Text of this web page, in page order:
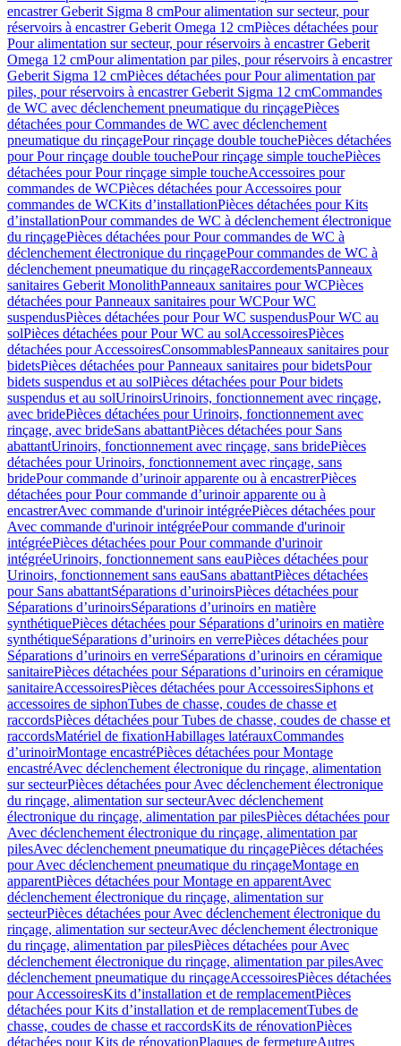
encastrer Geberit Sigma 8 cmPour alimentation sur secteur, pour
réservoirs à encastrer Geberit Omega 12 cmPièces détachées pour
Pour alimentation sur secteur, pour réservoirs à encastrer Geberit
Omega 12 cmPour alimentation par piles, pour réservoirs à encastrer
Geberit Sigma 12 cmPièces détachées pour Pour alimentation par
piles, pour réservoirs à encastrer Geberit Sigma 12 cmCommandes
de WC avec déclenchement pneumatique du rinçagePièces
détachées pour Commandes de WC avec déclenchement
pneumatique du rinçagePour rinçage double touchePièces détachées
pour Pour rinçage double touchePour rinçage simple touchePièces
détachées pour Pour rinçage simple toucheAccessoires pour
commandes de WCPièces détachées pour Accessoires pour
commandes de WCKits d’installationPièces détachées pour Kits
d’installationPour commandes de WC à déclenchement électronique
du rinçagePièces détachées pour Pour commandes de WC à
déclenchement électronique du rinçagePour commandes de WC à
déclenchement pneumatique du rinçageRaccordementsPanneaux
sanitaires Geberit MonolithPanneaux sanitaires pour WCPièces
détachées pour Panneaux sanitaires pour WCPour WC
suspendusPièces détachées pour Pour WC suspendusPour WC au
solPièces détachées pour Pour WC au solAccessoiresPièces
détachées pour AccessoiresConsommablesPanneaux sanitaires pour
bidetsPièces détachées pour Panneaux sanitaires pour bidetsPour
bidets suspendus et au solPièces détachées pour Pour bidets
suspendus et au solUrinoirsUrinoirs, fonctionnement avec rinçage,
avec bridePièces détachées pour Urinoirs, fonctionnement avec
rinçage, avec brideSans abattantPièces détachées pour Sans
abattantUrinoirs, fonctionnement avec rinçage, sans bridePièces
détachées pour Urinoirs, fonctionnement avec rinçage, sans
bridePour commande d’urinoir apparente ou à encastrerPièces
détachées pour Pour commande d’urinoir apparente ou à
encastrerAvec commande d'urinoir intégréePièces détachées pour
Avec commande d'urinoir intégréePour commande d'urinoir
intégréePièces détachées pour Pour commande d'urinoir
intégréeUrinoirs, fonctionnement sans eauPièces détachées pour
Urinoirs, fonctionnement sans eauSans abattantPièces détachées
pour Sans abattantSéparations d’urinoirsPièces détachées pour
Séparations d’urinoirsSéparations d’urinoirs en matière
synthétiquePièces détachées pour Séparations d’urinoirs en matière
synthétiqueSéparations d’urinoirs en verrePièces détachées pour
Séparations d’urinoirs en verreSéparations d’urinoirs en céramique
sanitairePièces détachées pour Séparations d’urinoirs en céramique
sanitaireAccessoiresPièces détachées pour AccessoiresSiphons et
accessoires de siphonTubes de chasse, coudes de chasse et
raccordsPièces détachées pour Tubes de chasse, coudes de chasse et
raccordsMatériel de fixationHabillages latérauxCommandes
dʼurinoirMontage encastréPièces détachées pour Montage
encastréAvec déclenchement électronique du rinçage, alimentation
sur secteurPièces détachées pour Avec déclenchement électronique
du rinçage, alimentation sur secteurAvec déclenchement
électronique du rinçage, alimentation par pilesPièces détachées pour
Avec déclenchement électronique du rinçage, alimentation par
pilesAvec déclenchement pneumatique du rinçagePièces détachées
pour Avec déclenchement pneumatique du rinçageMontage en
apparentPièces détachées pour Montage en apparentAvec
déclenchement électronique du rinçage, alimentation sur
secteurPièces détachées pour Avec déclenchement électronique du
rinçage, alimentation sur secteurAvec déclenchement électronique
du rinçage, alimentation par pilesPièces détachées pour Avec
déclenchement électronique du rinçage, alimentation par pilesAvec
déclenchement pneumatique du rinçageAccessoiresPièces détachées
pour AccessoiresKits d’installation et de remplacementPièces
détachées pour Kits d’installation et de remplacementTubes de
chasse, coudes de chasse et raccordsKits de rénovationPièces
détachées pour Kits de rénovationPlaques de fermetureAutres